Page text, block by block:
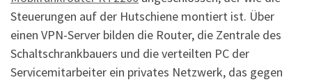
Steuerungen auf der Hutschiene montiert ist. Über
einen VPN-Server bilden die Router, die Zentrale des
Schaltschrankbauers und die verteilten PC der
Servicemitarbeiter ein privates Netzwerk, das gegen